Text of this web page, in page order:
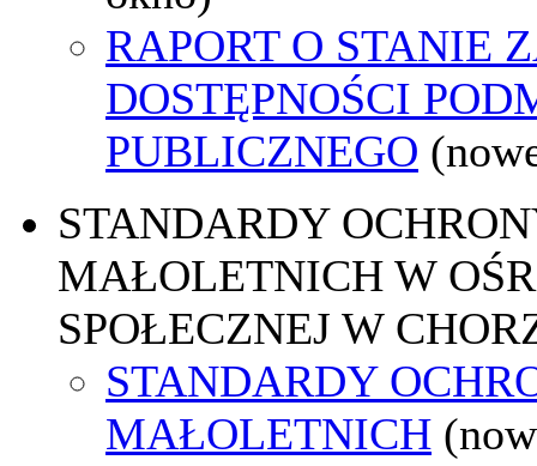
RAPORT O STANIE
DOSTĘPNOŚCI
PUBLICZNEGO
STANDARDY
MAŁOLETNICH W
SPOŁECZNEJ W
STANDARDY
MAŁOLETNICH